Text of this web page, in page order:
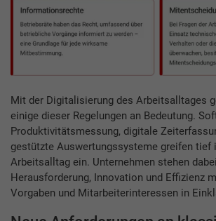
Mit der Digitalisierung des Arbeitsalltages
einige dieser Regelungen an Bedeutung.
Produktivitätsmessung, digitale
gestützte Auswertungssysteme greifen tief
Arbeitsalltag ein. Unternehmen stehen
Herausforderung, Innovation und Effizienz
Vorgaben und Mitarbeiterinteressen in